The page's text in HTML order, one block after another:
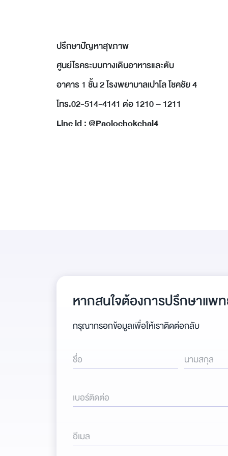
ปรึกษาปัญหาสุขภาพ
ศูนย์โรคระบบทางเดินอาหารและตับ
อาคาร 1 ชั้น 2 โรงพยาบาลเปาโล โชคชัย 4
โทร.02-514-4141 ต่อ 1210 – 1211
Line id : @Paolochokchai4
หากสนใจต้องการปรึกษาแพ
กรุณากรอกข้อมูลเพื่อให้เราติดต่อกลับ
ชื่อ นามสกุล
เบอร์ติดต่อ
อีเมล